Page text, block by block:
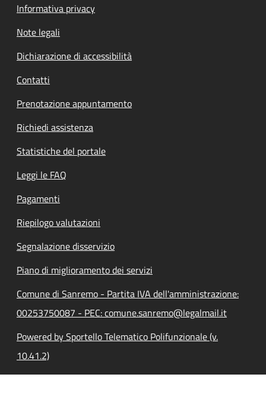
Informativa privacy
Note legali
Dichiarazione di accessibilità
Contatti
Prenotazione appuntamento
Richiedi assistenza
Statistiche del portale
Leggi le FAQ
Pagamenti
Riepilogo valutazioni
Segnalazione disservizio
Piano di miglioramento dei servizi
Comune di Sanremo - Partita IVA dell'amministrazione:
00253750087 - PEC: comune.sanremo@legalmail.it
Powered by Sportello Telematico Polifunzionale (v.
10.41.2)